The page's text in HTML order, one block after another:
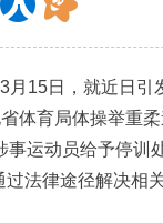
日，就近日引
体育局体操举重
运动员给予停训
法律途径解决相关